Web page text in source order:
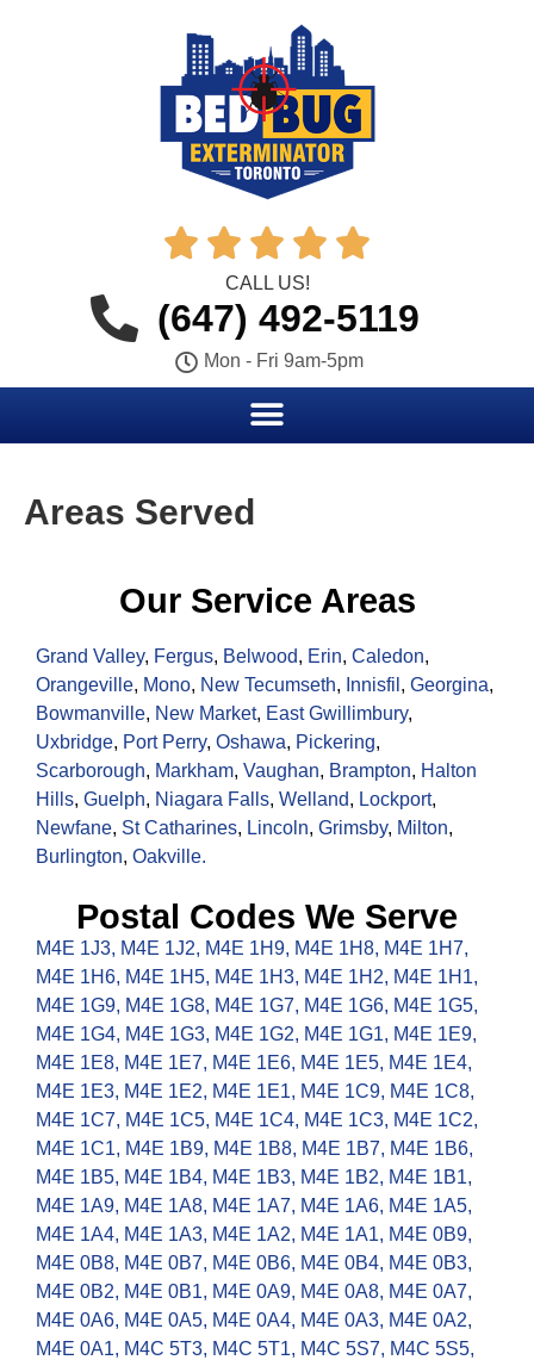
    
CALL US!
(647) 492-5119
Mon - Fri 9am-5pm
Areas Served
Our Service Areas
Grand Valley, Fergus, Belwood, Erin, Caledon,
Orangeville, Mono, New Tecumseth, Innisfil , Georgina,
Bowmanville, New Market, East Gwillimbury,
Uxbridge, Port Perry, Oshawa, Pickering,
Scarborough, Markham, Vaughan, Brampton, Halton
Hills, Guelph, Niagara Falls, Welland, Lockport,
Newfane, St Catharines, Lincoln, Grimsby, Milton,
Burlington, Oakville.
Postal Codes We Serve
M4E 1J3, M4E 1J2, M4E 1H9, M4E 1H8, M4E 1H7,
M4E 1H6, M4E 1H5, M4E 1H3, M4E 1H2, M4E 1H1,
M4E 1G9, M4E 1G8, M4E 1G7, M4E 1G6, M4E 1G5,
M4E 1G4, M4E 1G3, M4E 1G2, M4E 1G1, M4E 1E9,
M4E 1E8, M4E 1E7, M4E 1E6, M4E 1E5, M4E 1E4,
M4E 1E3, M4E 1E2, M4E 1E1, M4E 1C9, M4E 1C8,
M4E 1C7, M4E 1C5, M4E 1C4, M4E 1C3, M4E 1C2,
M4E 1C1, M4E 1B9, M4E 1B8, M4E 1B7, M4E 1B6,
M4E 1B5, M4E 1B4, M4E 1B3, M4E 1B2, M4E 1B1,
M4E 1A9, M4E 1A8, M4E 1A7, M4E 1A6, M4E 1A5,
M4E 1A4, M4E 1A3, M4E 1A2, M4E 1A1, M4E 0B9,
M4E 0B8, M4E 0B7, M4E 0B6, M4E 0B4, M4E 0B3,
M4E 0B2, M4E 0B1, M4E 0A9, M4E 0A8, M4E 0A7,
M4E 0A6, M4E 0A5, M4E 0A4, M4E 0A3, M4E 0A2,
M4E 0A1, M4C 5T3, M4C 5T1, M4C 5S7, M4C 5S5,